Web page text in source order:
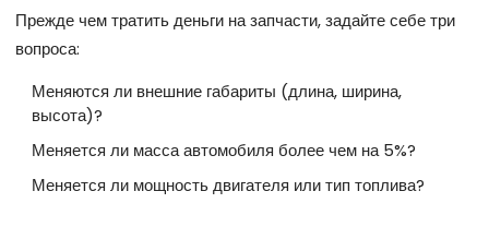
Прежде чем тратить деньги на запчасти, задайте себе три
вопроса:
Меняются ли внешние габариты (длина, ширина,
высота)?
Меняется ли масса автомобиля более чем на 5%?
Меняется ли мощность двигателя или тип топлива?